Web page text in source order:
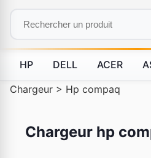
HP DELL ACER
Chargeur > Hp compaq
Chargeur hp